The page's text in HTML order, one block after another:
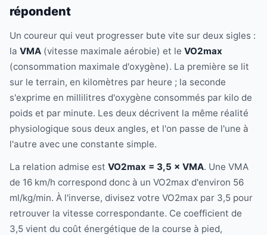
répondent
Un coureur qui veut progresser bute vite sur deux sigles :
la VMA (vitesse maximale aérobie) et le VO2max
(consommation maximale d'oxygène). La première se lit
sur le terrain, en kilomètres par heure ; la seconde
s'exprime en millilitres d'oxygène consommés par kilo de
poids et par minute. Les deux décrivent la même réalité
physiologique sous deux angles, et l'on passe de l'une à
l'autre avec une constante simple.
La relation admise est VO2max = 3,5 × VMA. Une VMA
de 16 km/h correspond donc à un VO2max d'environ 56
ml/kg/min. À l'inverse, divisez votre VO2max par 3,5 pour
retrouver la vitesse correspondante. Ce coefficient de
3,5 vient du coût énergétique de la course à pied,